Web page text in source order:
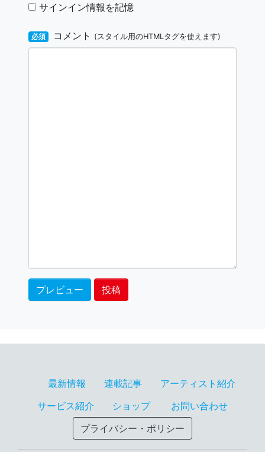
サインイン情報を記憶
必須 コメント (スタイル用のHTMLタグを使えます)
最新情報 連載記事
アーティスト紹介
サービス紹介
ショップ
お問い合わせ
プライバシー・ポリシー